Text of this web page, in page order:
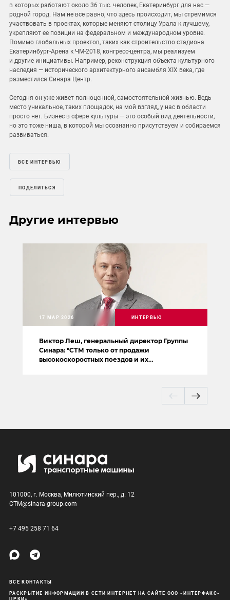
в которых работают около 36 тыс. человек, Екатеринбург для нас —
родной город. Нам не все равно, что здесь происходит, мы стремимся
участвовать в проектах, которые меняют столицу Урала к лучшему,
укрепляют ее позиции на федеральном и международном уровне.
Помимо глобальных проектов, таких как строительство стадиона
Екатеринбург-Арена к ЧМ-2018, конгресс-центра, мы реализуем
и другие инициативы. Например, реконструкция объекта культурного
наследия — исторического архитектурного ансамбля XIX века, где
разместился Синара Центр.
Сегодня он уже живет полноценной, самостоятельной жизнью. Ведь
место уникальное, таких площадок, на мой взгляд, у нас в области
просто нет. Бизнес в сфере культуры — это особый вид деятельности,
но это тоже ниша, в которой мы осознанно присутствуем и собираемся
развиваться.
ВСЕ ИНТЕРВЬЮ
ПОДЕЛИТЬСЯ
Другие интервью
Виктор Леш, генеральный директор Группы
Синара: "СТМ только от продажи
высокоскоростных поездов и их
17 МАР 2026 ИНТЕРВЬЮ
101000, г. Москва, Милютинский пер., д. 12
CTM@sinara-group.com
+7 495 258 71 64
ВСЕ КОНТАКТЫ
РАСКРЫТИЕ ИНФОРМАЦИИ В СЕТИ ИНТЕРНЕТ НА САЙТЕ ООО «ИНТЕРФАКС-
ЦРКИ»